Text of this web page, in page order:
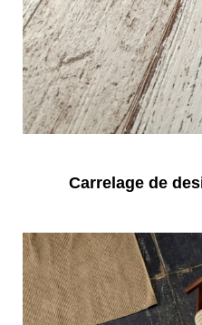
Carrelage de